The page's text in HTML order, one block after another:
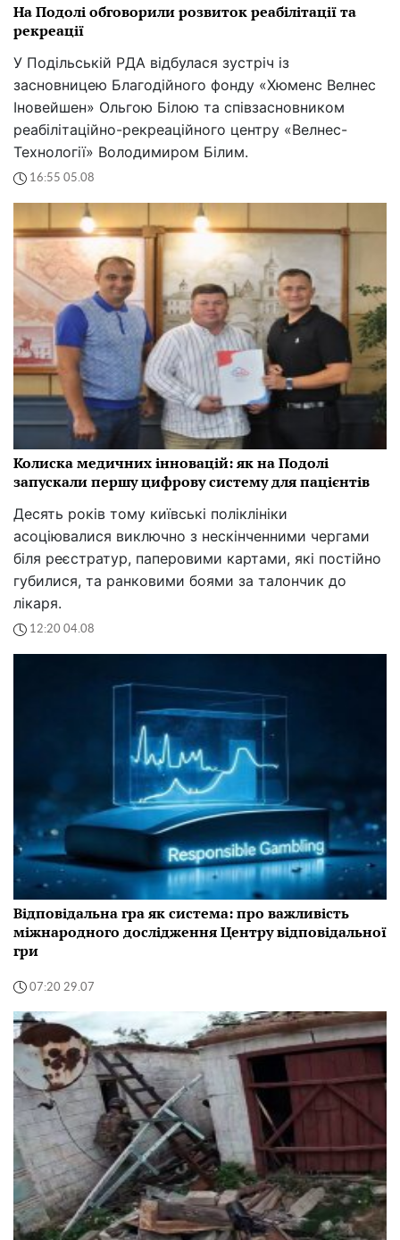
На Подолі обговорили розвиток реабілітації та
рекреації
У Подільській РДА відбулася зустріч із
засновницею Благодійного фонду «Хюменс Велнес
Іновейшен» Ольгою Білою та співзасновником
реабілітаційно-рекреаційного центру «Велнес-
Технології» Володимиром Білим.
16:55 05.08
Колиска медичних інновацій: як на Подолі
запускали першу цифрову систему для пацієнтів
Десять років тому київські поліклініки
асоціювалися виключно з нескінченними чергами
біля реєстратур, паперовими картами, які постійно
губилися, та ранковими боями за талончик до
лікаря.
12:20 04.08
Відповідальна гра як система: про важливість
міжнародного дослідження Центру відповідальної
гри
07:20 29.07